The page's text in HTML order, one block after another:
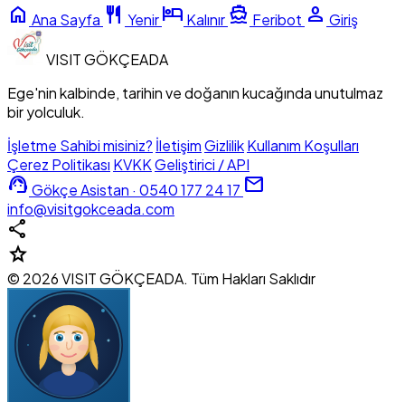
home Ana Sayfa restaurant Yenirhotel Kalınır directions_boat Feribot person Giriş
VISITGÖKÇEADA
Ege'nin kalbinde, tarihin ve doğanın kucağında unutulmaz
bir yolculuk.
İşletme Sahibi misiniz? İletişimGizlilikKullanım Koşulları
Çerez Politikası KVKKGeliştirici / API
support_agent Gökçe Asistan · 0540 177 24 17 mail
info@visitgokceada.com
share
star
© 2026 VISIT GÖKÇEADA. Tüm Hakları Saklıdır